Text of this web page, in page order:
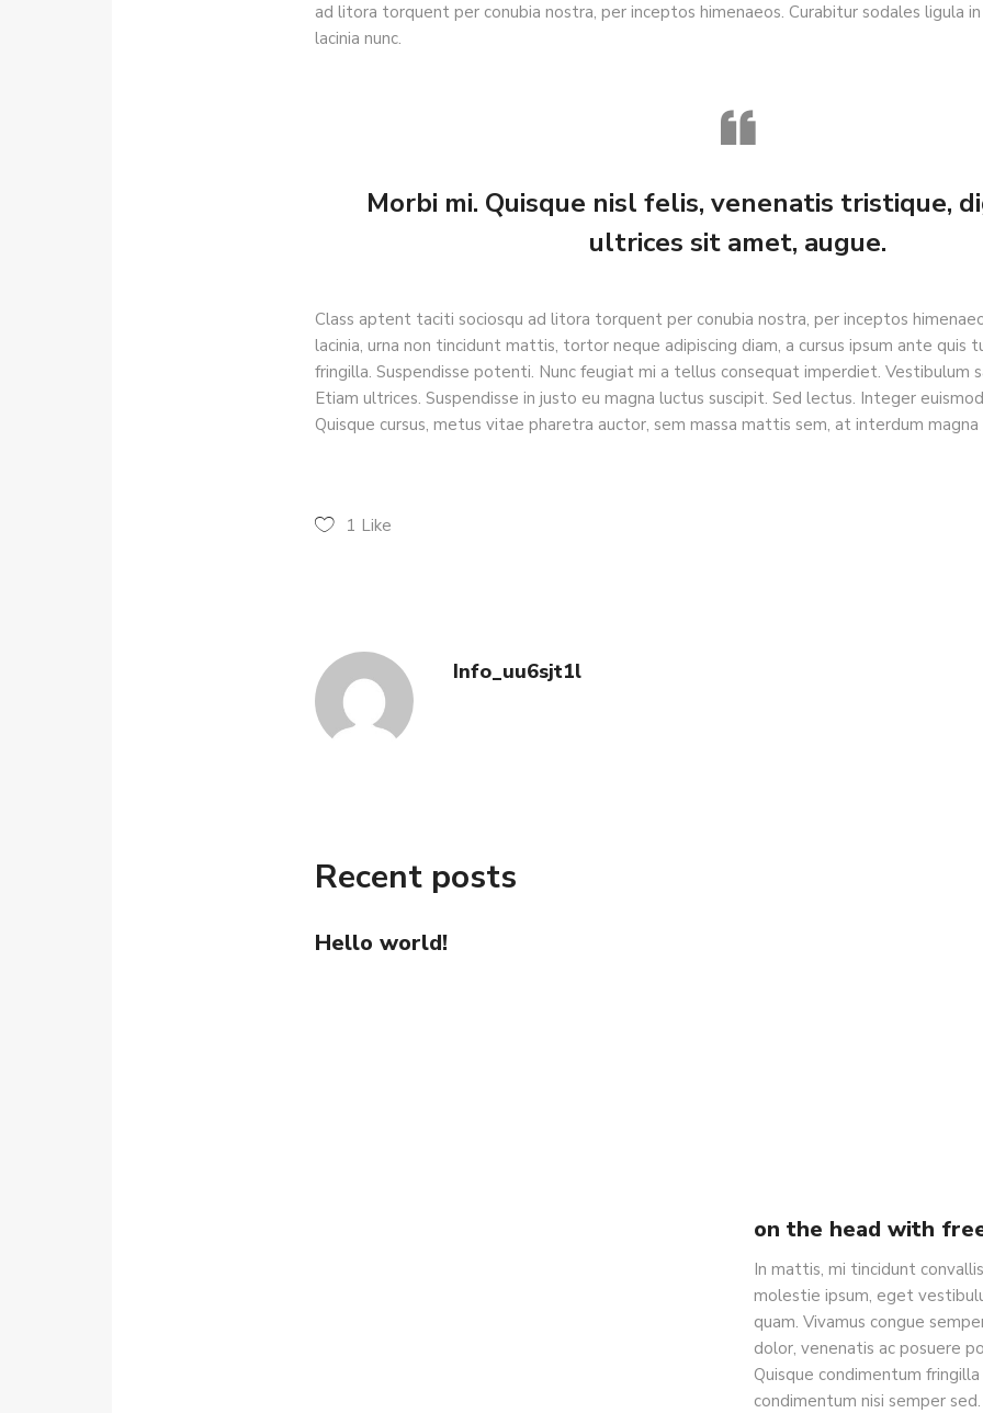
ad litora torquent per conubia nostra, per inceptos himenaeos. Curabitur sodales ligula
lacinia nunc.
Morbi mi. Quisque nisl felis, venenatis tristique,
ultrices sit amet, augue.
Class aptent taciti sociosqu ad litora torquent per conubia nostra, per inceptos
lacinia, urna non tincidunt mattis, tortor neque adipiscing diam, a cursus ipsum ante quis
fringilla. Suspendisse potenti. Nunc feugiat mi a tellus consequat imperdiet. Vestibulum
Etiam ultrices. Suspendisse in justo eu magna luctus suscipit. Sed lectus. Integer
Quisque cursus, metus vitae pharetra auctor, sem massa mattis sem, at interdum
1 Like
Info_uu6sjt1l
Recent posts
Hello world!
on the head with
In mattis, mi tincidunt
molestie ipsum, eget
quam. Vivamus congue
dolor, venenatis ac posuere
Quisque condimentum
condimentum nisi semper